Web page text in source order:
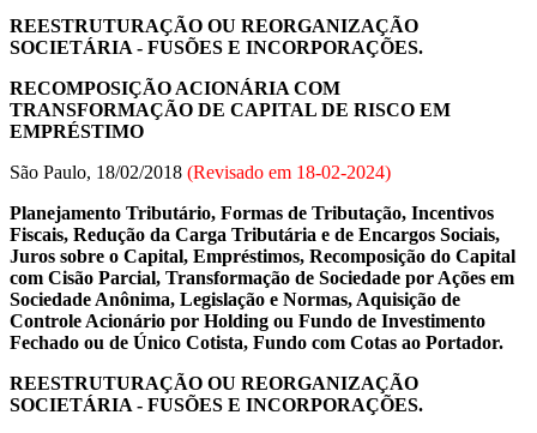
REESTRUTURAÇÃO OU REORGANIZAÇÃO
SOCIETÁRIA - FUSÕES E INCORPORAÇÕES.
RECOMPOSIÇÃO ACIONÁRIA COM
TRANSFORMAÇÃO DE CAPITAL DE RISCO EM
EMPRÉSTIMO
São Paulo, 18/02/2018 (Revisado em 18-02-2024)
Planejamento Tributário, Formas de Tributação, Incentivos
Fiscais, Redução da Carga Tributária e de Encargos Sociais,
Juros sobre o Capital, Empréstimos, Recomposição do Capital
com Cisão Parcial, Transformação de Sociedade por Ações em
Sociedade Anônima, Legislação e Normas, Aquisição de
Controle Acionário por Holding ou Fundo de Investimento
Fechado ou de Único Cotista, Fundo com Cotas ao Portador.
REESTRUTURAÇÃO OU REORGANIZAÇÃO
SOCIETÁRIA - FUSÕES E INCORPORAÇÕES.